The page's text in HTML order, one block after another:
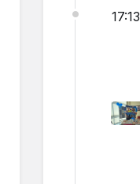
17:13